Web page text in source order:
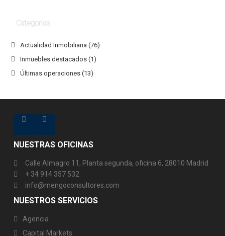
Categorías
Actualidad Inmobiliaria (76)
Inmuebles destacados (1)
Últimas operaciones (13)
NUESTRAS OFICINAS
Calle Almagro 11, Planta segunda, oficina 6, 28010 Madrid
+ 34 914 357 532
info@mengoconsultores.com
NUESTROS SERVICIOS
Agencia
Capital Markets